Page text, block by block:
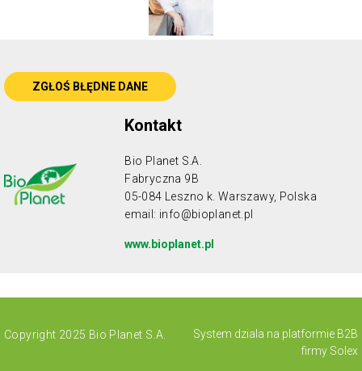
ZGŁOŚ BŁĘDNE DANE
Kontakt
Bio Planet S.A.
Fabryczna 9B
05-084 Leszno k. Warszawy, Polska
email: info@bioplanet.pl
www.bioplanet.pl
Copyright 2025 Bio Planet S.A. System dziala na platformie B2B
firmy Solex